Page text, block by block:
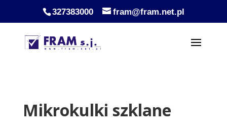
327383000 fram@fram.net.pl
Mikrokulki szklane